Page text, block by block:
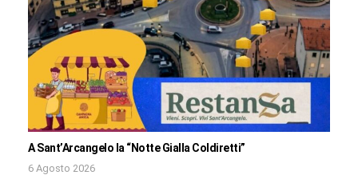
A Sant’Arcangelo la “Notte Gialla Coldiretti”
6 Agosto 2026